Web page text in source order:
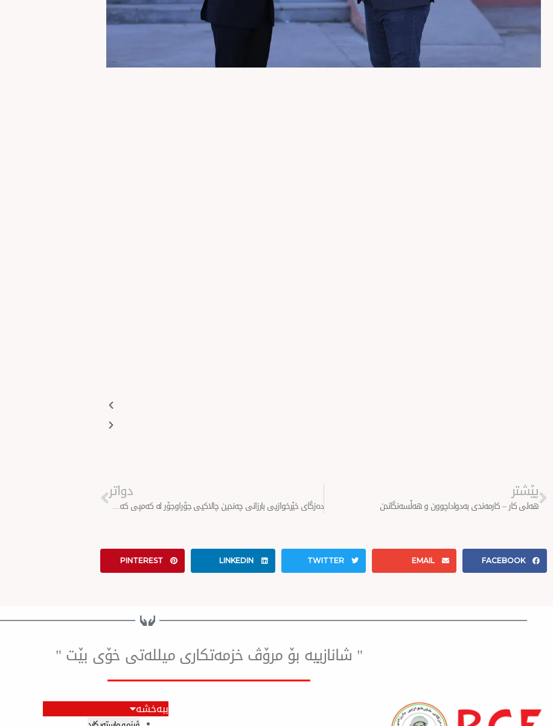
پێشتر
هەلی کار – کارمەندی بەدواداچوون و هەڵسەنگاندن
دواتر
دەزگای خێرخوازیی بارزانی چه‌ندين چالاكيى جۆراوجۆر له‌ كه‌مپى كه‌ورگۆسك ئه‌نجام ده‌دات
FACEBOOK
EMAIL
TWITTER
LINKEDIN
PINTEREST
" شانازییه بۆ مرۆڤ خزمەتكاری میللەتی خۆی بێت "
ببەخشە